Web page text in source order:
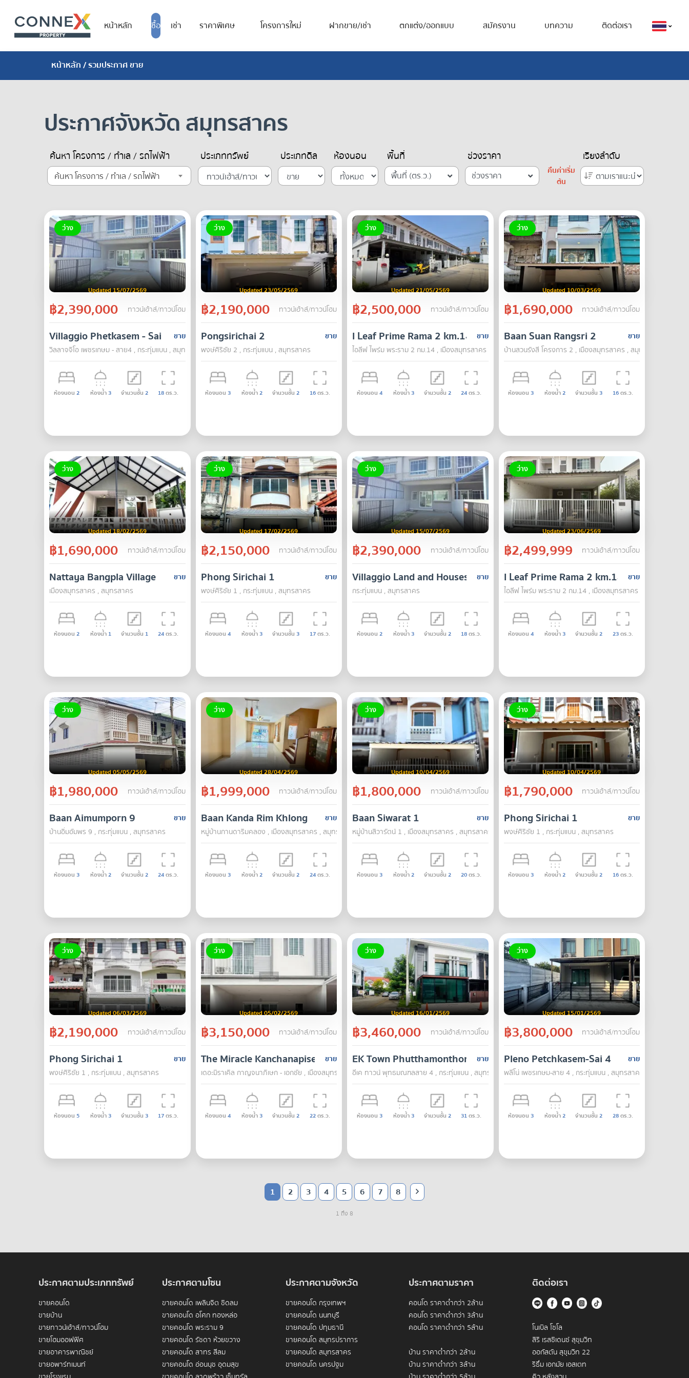
หน้าหลัก ซื้อ เช่า ราคาพิเศษ โครงการใหม่ ฝากขาย/เช่า ตกแต่ง/ออกแบบ สมัครงาน บทความ ติดต่อเรา
หน้าหลัก/ รวมประกาศ ขาย
ประกาศจังหวัด สมุทรสาคร
ค้นหา โครงการ / ทำเล / รถไฟฟ้า
ค้นหา โครงการ / ทำเล / รถไฟฟ้า
ประเภททรัพย์ ประเภทดีล ห้องนอน พื้นที่
พื้นที่ (ตร.ว.)
ช่วงราคา
ช่วงราคา
คืนค่าเริ่ม
ต้น
เรียงลำดับ
ว่าง
Updated 15/07/2569
฿2,390,000 ทาวน์เฮ้าส์/ทาวน์โฮม
ขาย
Villaggio Phetkasem - Sai 4
วิลลาจจิโอ เพชรเกษม - สาย4 , กระทุ่มแบน , สมุทรสาคร
ห้องนอน 2 ห้องน้ำ3 จำนวนชั้น 2 18ตร.ว.
ว่าง
Updated 23/05/2569
฿2,190,000 ทาวน์เฮ้าส์/ทาวน์โฮม
ขาย
Pongsirichai 2
พงษ์ศิริชัย 2 , กระทุ่มแบน , สมุทรสาคร
ห้องนอน 3 ห้องน้ำ2 จำนวนชั้น 2 16ตร.ว.
ว่าง
Updated 21/05/2569
฿2,500,000 ทาวน์เฮ้าส์/ทาวน์โฮม
ขาย
I Leaf Prime Rama 2 km.14
ไอลีฟ ไพร์ม พระราม 2 กม.14 , เมืองสมุทรสาคร , สมุทรสาคร
ห้องนอน 4 ห้องน้ำ3 จำนวนชั้น 2 24ตร.ว.
ว่าง
Updated 10/03/2569
฿1,690,000 ทาวน์เฮ้าส์/ทาวน์โฮม
ขาย
Baan Suan Rangsri 2
บ้านสวนรังสี โครงการ 2 , เมืองสมุทรสาคร , สมุทรสาคร
ห้องนอน 3 ห้องน้ำ2 จำนวนชั้น 3 16ตร.ว.
ว่าง
Updated 18/02/2569
฿1,690,000 ทาวน์เฮ้าส์/ทาวน์โฮม
ขาย
Nattaya Bangpla Village
เมืองสมุทรสาคร , สมุทรสาคร
ห้องนอน 2 ห้องน้ำ 1 จำนวนชั้น 1 24ตร.ว.
ว่าง
Updated 17/02/2569
฿2,150,000 ทาวน์เฮ้าส์/ทาวน์โฮม
ขาย
Phong Sirichai 1
พงษ์ศิริชัย 1 , กระทุ่มแบน , สมุทรสาคร
ห้องนอน 4 ห้องน้ำ3 จำนวนชั้น 3 17ตร.ว.
ว่าง
Updated 15/07/2569
฿2,390,000 ทาวน์เฮ้าส์/ทาวน์โฮม
ขาย
Villaggio Land and Houses Phetkasem-Sai 4, located on Phutthasakhon
กระทุ่มแบน , สมุทรสาคร
ห้องนอน 2 ห้องน้ำ3 จำนวนชั้น 2 18ตร.ว.
ว่าง
Updated 23/06/2569
฿2,499,999 ทาวน์เฮ้าส์/ทาวน์โฮม
ขาย
I Leaf Prime Rama 2 km.14
ไอลีฟ ไพร์ม พระราม 2 กม.14 , เมืองสมุทรสาคร , สมุทรสาคร
ห้องนอน 4 ห้องน้ำ3 จำนวนชั้น 2 23ตร.ว.
ว่าง
Updated 05/05/2569
฿1,980,000 ทาวน์เฮ้าส์/ทาวน์โฮม
ขาย
Baan Aimumporn 9
บ้านอิ่มอัมพร 9 , กระทุ่มแบน , สมุทรสาคร
ห้องนอน 3 ห้องน้ำ2 จำนวนชั้น 2 24ตร.ว.
ว่าง
Updated 28/04/2569
฿1,999,000 ทาวน์เฮ้าส์/ทาวน์โฮม
ขาย
Baan Kanda Rim Khlong
หมู่บ้านกานดาริมคลอง , เมืองสมุทรสาคร , สมุทรสาคร
ห้องนอน 3 ห้องน้ำ2 จำนวนชั้น 2 24ตร.ว.
ว่าง
Updated 10/04/2569
฿1,800,000 ทาวน์เฮ้าส์/ทาวน์โฮม
ขาย
Baan Siwarat 1
หมู่บ้านสิวารัตน์ 1 , เมืองสมุทรสาคร , สมุทรสาคร
ห้องนอน 3 ห้องน้ำ2 จำนวนชั้น 2 20ตร.ว.
ว่าง
Updated 10/04/2569
฿1,790,000 ทาวน์เฮ้าส์/ทาวน์โฮม
ขาย
Phong Sirichai 1
พงษ์ศิริชัย 1 , กระทุ่มแบน , สมุทรสาคร
ห้องนอน 3 ห้องน้ำ2 จำนวนชั้น 2 16ตร.ว.
ว่าง
Updated 06/03/2569
฿2,190,000 ทาวน์เฮ้าส์/ทาวน์โฮม
ขาย
Phong Sirichai 1
พงษ์ศิริชัย 1 , กระทุ่มแบน , สมุทรสาคร
ห้องนอน 5 ห้องน้ำ3 จำนวนชั้น 3 17ตร.ว.
ว่าง
Updated 05/02/2569
฿3,150,000 ทาวน์เฮ้าส์/ทาวน์โฮม
ขาย
The Miracle Kanchanapisek - Ekkachai
เดอะมิราเคิล กาญจนาภิเษก - เอกชัย , เมืองสมุทรสาคร , สมุทรสาคร
ห้องนอน 4 ห้องน้ำ3 จำนวนชั้น 2 22ตร.ว.
ว่าง
Updated 16/01/2569
฿3,460,000 ทาวน์เฮ้าส์/ทาวน์โฮม
ขาย
EK Town Phutthamonthon Sai 4
อีเค ทาวน์ พุทธมณฑลสาย 4 , กระทุ่มแบน , สมุทรสาคร
ห้องนอน 3 ห้องน้ำ3 จำนวนชั้น 2 31ตร.ว.
ว่าง
Updated 15/01/2569
฿3,800,000 ทาวน์เฮ้าส์/ทาวน์โฮม
ขาย
Pleno Petchkasem-Sai 4
พลีโน่ เพชรเกษม-สาย 4 , กระทุ่มแบน , สมุทรสาคร
ห้องนอน 3 ห้องน้ำ2 จำนวนชั้น 2 28ตร.ว.
1 2 3 4 5 6 7 8
1 ถึง 8
ประกาศตามประเภททรัพย์
ขายคอนโด
ขายบ้าน
ขายทาวน์เฮ้าส์/ทาวน์โฮม
ขายโฮมออฟฟิศ
ขายอาคารพาณิชย์
ขายอพาร์ทเมนท์
ประกาศตามโซน
ขายคอนโด เพลินจิต ชิดลม
ขายคอนโด อโศก ทองหล่อ
ขายคอนโด พระราม 9
ขายคอนโด รัชดา ห้วยขวาง
ขายคอนโด สาทร สีลม
ขายคอนโด อ่อนนุช อุดมสุข
ประกาศตามจังหวัด
ขายคอนโด กรุงเทพฯ
ขายคอนโด นนทบุรี
ขายคอนโด ปทุมธานี
ขายคอนโด สมุทรปราการ
ขายคอนโด สมุทรสาคร
ขายคอนโด นครปฐม
ประกาศตามราคา
คอนโด ราคาต่ำกว่า 2ล้าน
คอนโด ราคาต่ำกว่า 3ล้าน
คอนโด ราคาต่ำกว่า 5ล้าน
บ้าน ราคาต่ำกว่า 2ล้าน
บ้าน ราคาต่ำกว่า 3ล้าน
ติดต่อเรา
โนเบิล โซโล
สิริ เรสซิเดนซ์ สุขุมวิท
ออกัสตัน สุขุมวิท 22
ริธึ่ม เอกมัย เอสเตท